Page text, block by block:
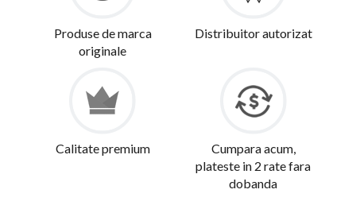
Produse de marca
originale
Distribuitor autorizat
Calitate premium
Cumpara acum,
plateste in 2 rate fara
dobanda